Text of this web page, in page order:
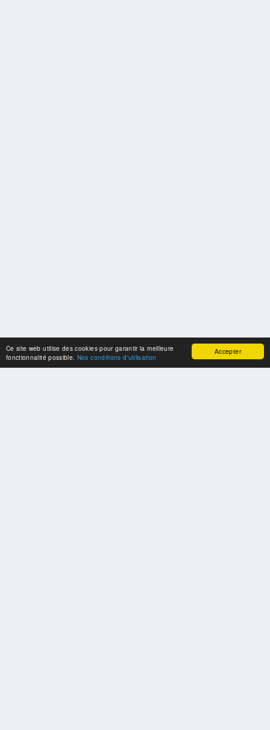
Accepter
Ce site web utilise des cookies pour garantir la meilleure
fonctionnalité possible. Nos conditions d'utilisation